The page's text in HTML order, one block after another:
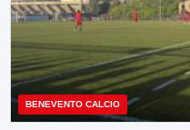
BENEVENTO CALCIO